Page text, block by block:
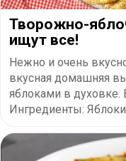
Творожно-
ищут все!
Нежно и очень
вкусная домашняя
яблоками в
Ингредиенты: